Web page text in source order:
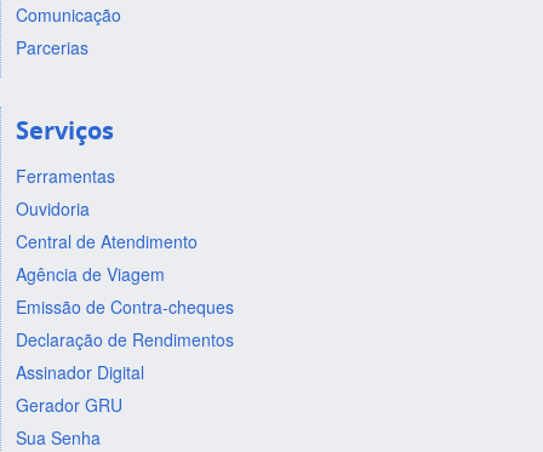
Comunicação
Parcerias
Serviços
Ferramentas
Ouvidoria
Central de Atendimento
Agência de Viagem
Emissão de Contra-cheques
Declaração de Rendimentos
Assinador Digital
Gerador GRU
Sua Senha